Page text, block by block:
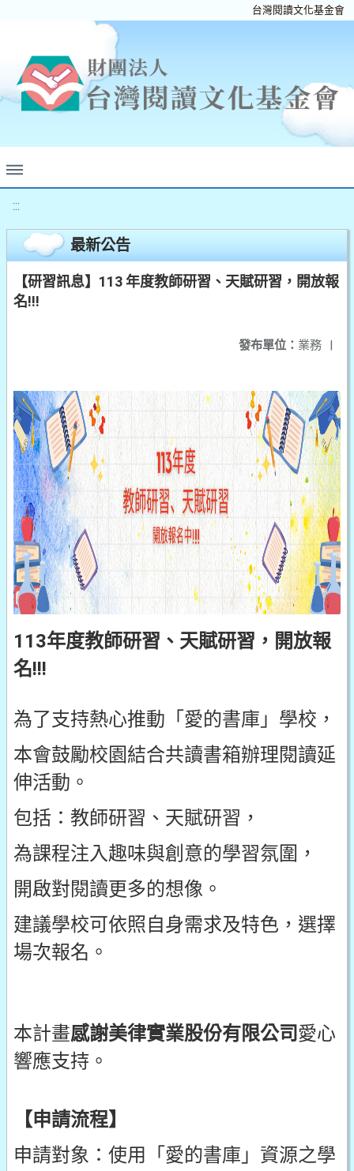
台灣閱讀文化基金會
:::
最新公告
【研習訊息】113 年度教師研習、天賦研習，開放報
名!!!
發布單位： 業務 |
113年度教師研習、天賦研習，開放報
名!!!
為了支持熱心推動「愛的書庫」學校，
本會鼓勵校園結合共讀書箱辦理閱讀延
伸活動。
包括：教師研習、天賦研習，
為課程注入趣味與創意的學習氛圍，
開啟對閱讀更多的想像。
建議學校可依照自身需求及特色，選擇
場次報名。
本計畫感謝美律實業股份有限公司愛心
響應支持。
【申請流程】
申請對象：使用「愛的書庫」資源之學